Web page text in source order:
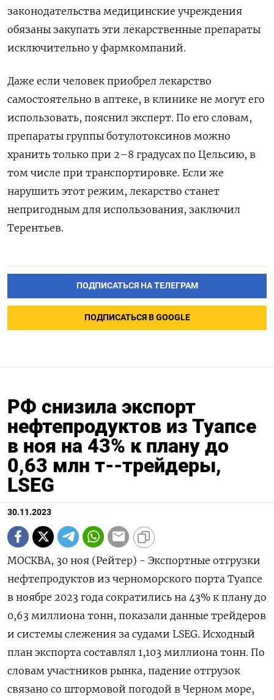
законодательства медицинские учреждения
обязаны закупать эти лекарственные препараты
исключительно у фармкомпаний.
Даже если человек приобрел лекарство
самостоятельно в аптеке, в клинике не могут его
использовать, пояснил эксперт. По его словам,
препараты группы ботулотоксинов можно
хранить только при 2–8 градусах по Цельсию, в
том числе при транспортировке. Если же
нарушить этот режим, лекарство станет
непригодным для использования, заключил
Терентьев.
ПОДПИСАТЬСЯ НА ТЕЛЕГРАМ
ПОДПИСАТЬСЯ В GOOGLE
РФ снизила экспорт
нефтепродуктов из Туапсе
в ноя на 43% к плану до
0,63 млн т--трейдеры,
LSEG
30.11.2023
МОСКВА, 30 ноя (Рейтер) - Экспортные отгрузки
нефтепродуктов из черноморского порта Туапсе
в ноябре 2023 года сократились на 43% к плану до
0,63 миллиона тонн, показали данные трейдеров
и системы слежения за судами LSEG. Исходный
план экспорта составлял 1,103 миллиона тонн. По
словам участников рынка, падение отгрузок
связано со штормовой погодой в Черном море,